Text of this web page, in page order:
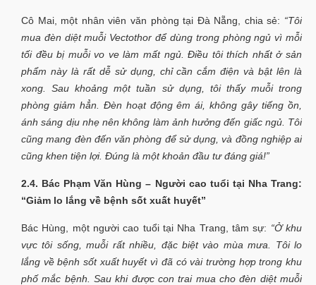
Cô Mai, một nhân viên văn phòng tại Đà Nẵng, chia sẻ: “Tôi
mua đèn diệt muỗi Vectothor để dùng trong phòng ngủ vì mỗi
tối đều bị muỗi vo ve làm mất ngủ. Điều tôi thích nhất ở sản
phẩm này là rất dễ sử dụng, chỉ cần cắm điện và bật lên là
xong. Sau khoảng một tuần sử dụng, tôi thấy muỗi trong
phòng giảm hẳn. Đèn hoạt động êm ái, không gây tiếng ồn,
ánh sáng dịu nhẹ nên không làm ảnh hưởng đến giấc ngủ. Tôi
cũng mang đèn đến văn phòng để sử dụng, và đồng nghiệp ai
cũng khen tiện lợi. Đúng là một khoản đầu tư đáng giá!”
2.4. Bác Phạm Văn Hùng – Người cao tuổi tại Nha Trang:
“Giảm lo lắng về bệnh sốt xuất huyết”
Bác Hùng, một người cao tuổi tại Nha Trang, tâm sự: “Ở khu
vực tôi sống, muỗi rất nhiều, đặc biệt vào mùa mưa. Tôi lo
lắng về bệnh sốt xuất huyết vì đã có vài trường hợp trong khu
phố mắc bệnh. Sau khi được con trai mua cho đèn diệt muỗi